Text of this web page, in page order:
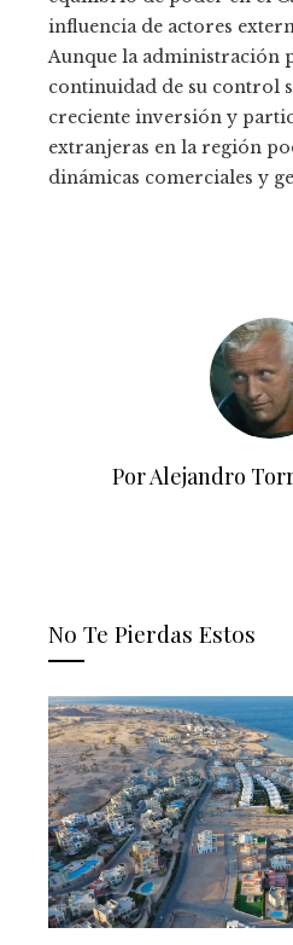
influencia de actores
Aunque la administración
continuidad de su control
creciente inversión y
extranjeras en la región
dinámicas comerciales y
Por Alejandro
No Te Pierdas Estos